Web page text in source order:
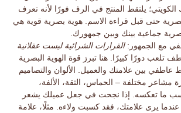
يلتقط المنتج في الرف فورًا لأنه تعرف
حتى قبل قراءة الاسم. هوية بصرية قوية هي
جماعية بينك وبين جمهورك.
مع الجمهور: القرارات الشرائية ليست عقلانية
تلعب دورًا كبيرًا. هنا تبرز قوة الهوية البصرية
عاطفي بين علامتك والعميل. الألوان والتصاميم
مشاعر مختلفة – الحماس، الثقة، الألفة،
ما تعكسه. إذا نجحت في جعل عميلك يشعر
يرى علامتك، فقد كسبت ولاءه. مثلًا، علامة